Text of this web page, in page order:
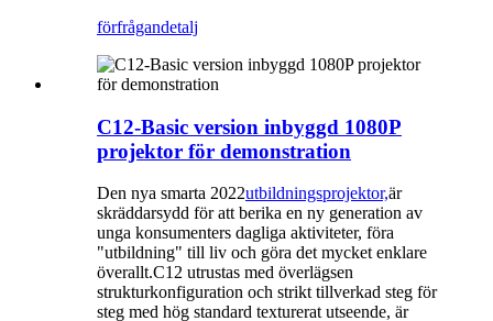
förfrågandetalj
C12-Basic version inbyggd 1080P
projektor för demonstration
Den nya smarta 2022utbildningsprojektor,är
skräddarsydd för att berika en ny generation av
unga konsumenters dagliga aktiviteter, föra
"utbildning" till liv och göra det mycket enklare
överallt.C12 utrustas med överlägsen
strukturkonfiguration och strikt tillverkad steg för
steg med hög standard texturerat utseende, är